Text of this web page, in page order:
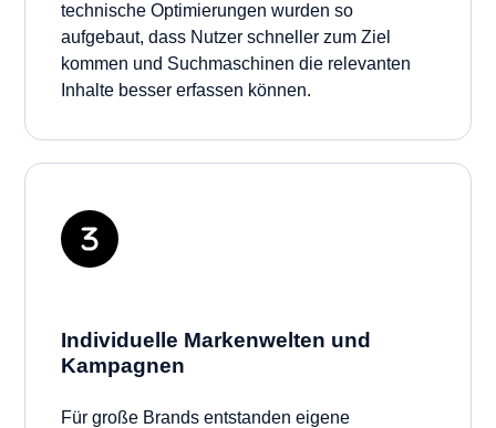
technische Optimierungen wurden so
aufgebaut, dass Nutzer schneller zum Ziel
kommen und Suchmaschinen die relevanten
Inhalte besser erfassen können.
Individuelle Markenwelten und
Kampagnen
Für große Brands entstanden eigene